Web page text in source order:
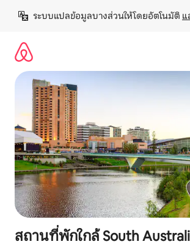
เนื้อหา
ระบบแปลข้อมูลบางส่วนให้โดยอัตโนมัติ แ
สถานที่พักใกล้ South